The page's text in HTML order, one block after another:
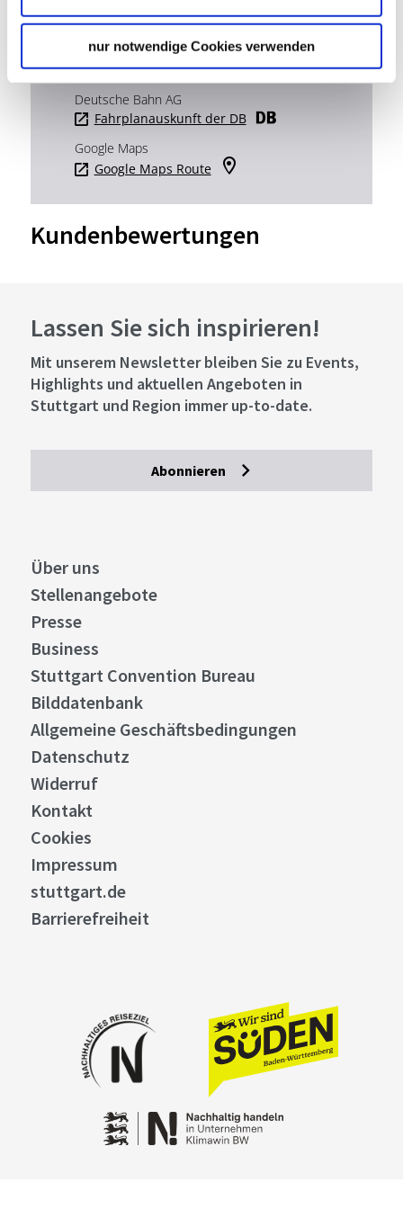
nur notwendige Cookies verwenden
Planen Sie Ihre Anreise
Verkehrs- und Tarifverbund Stuttgart GmbH
Fahrplanauskunft des VVS
Deutsche Bahn AG
Fahrplanauskunft der DB
Google Maps
Google Maps Route
Kundenbewertungen
Lassen Sie sich inspirieren!
Mit unserem Newsletter bleiben Sie zu Events,
Highlights und aktuellen Angeboten in
Stuttgart und Region immer up-to-date.
Abonnieren
Über uns
Stellenangebote
Presse
Business
Stuttgart Convention Bureau
Bilddatenbank
Allgemeine Geschäftsbedingungen
Datenschutz
Widerruf
Kontakt
Cookies
Impressum
stuttgart.de
Barrierefreiheit